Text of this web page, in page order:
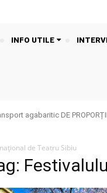
INFO UTILE
agabaritic DE
de Teatru Sibiu